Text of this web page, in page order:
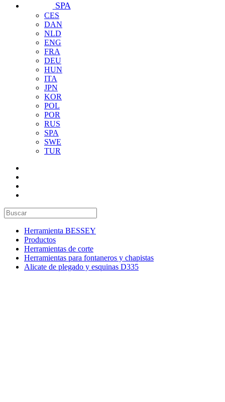
SPA
CES
DAN
NLD
ENG
FRA
DEU
HUN
ITA
JPN
KOR
POL
POR
RUS
SPA
SWE
TUR
Herramienta BESSEY
Productos
Herramientas de corte
Herramientas para fontaneros y chapistas
Alicate de plegado y esquinas D335